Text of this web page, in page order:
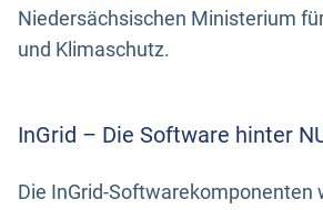
Niedersächsischen Ministerium
und Klimaschutz.
InGrid – Die Software hinter
Die InGrid-Softwarekomponenten